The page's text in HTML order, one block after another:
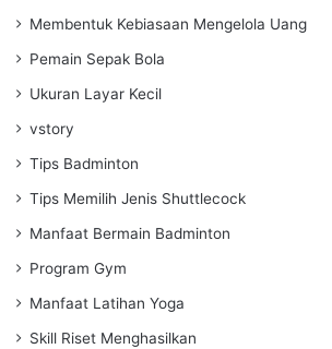
Membentuk Kebiasaan Mengelola Uang
Pemain Sepak Bola
Ukuran Layar Kecil
vstory
Tips Badminton
Tips Memilih Jenis Shuttlecock
Manfaat Bermain Badminton
Program Gym
Manfaat Latihan Yoga
Skill Riset Menghasilkan